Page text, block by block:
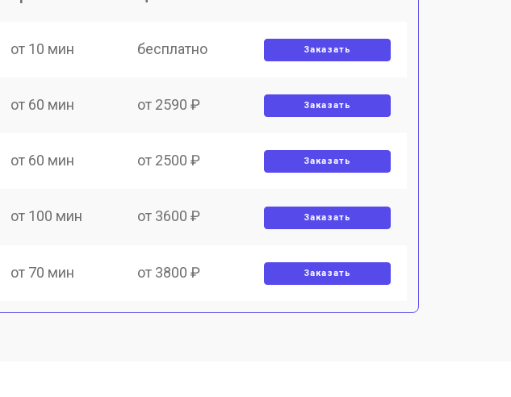
от 10 мин бесплатно Заказать
от 60 мин от 2590 ₽ Заказать
от 60 мин от 2500 ₽ Заказать
от 100 мин от 3600 ₽ Заказать
от 70 мин от 3800 ₽ Заказать